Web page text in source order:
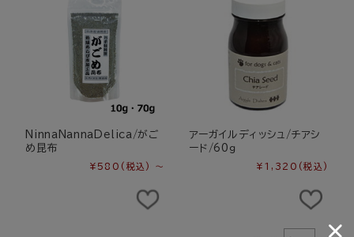
NinnaNannaDelica/がご
め昆布
¥580 (税込) ～
アーガイルディッシュ/チアシ
ード/60ｇ
¥1,320 (税込)